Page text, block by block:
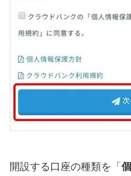
開設する口座の種類を「